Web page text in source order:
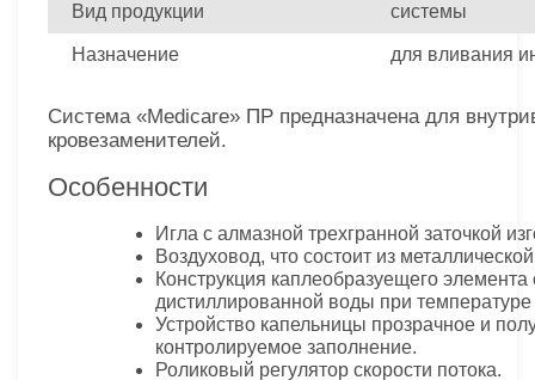
Вид продукции системы
Назначение для вливания
Система «Medicare» ПР предназначена для
кровезаменителей.
Особенности
Игла с алмазной трехгранной заточкой
Воздуховод, что состоит из
Конструкция каплеобразуещего
дистиллированной воды при
Устройство капельницы прозрачное и
контролируемое заполнение.
Роликовый регулятор скорости потока.